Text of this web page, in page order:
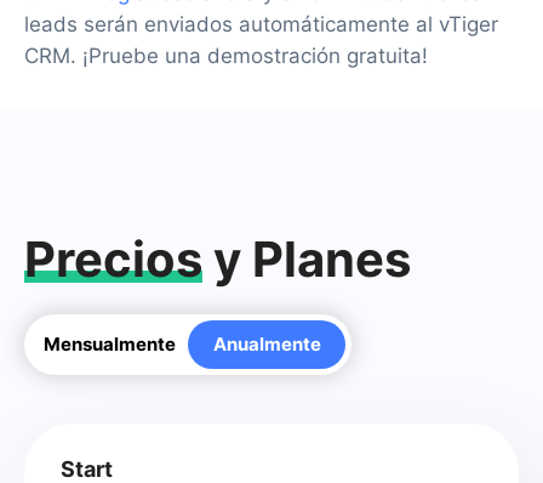
leads serán enviados automáticamente al vTiger
CRM. ¡Pruebe una demostración gratuita!
Preciosy Planes
Mensualmente Anualmente
Start